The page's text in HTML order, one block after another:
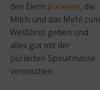
den Eiern pürieren, die
Milch und das Mehl zum
Weißbrot geben und
alles gut mit der
pürierten Spinatmasse
vermischen.